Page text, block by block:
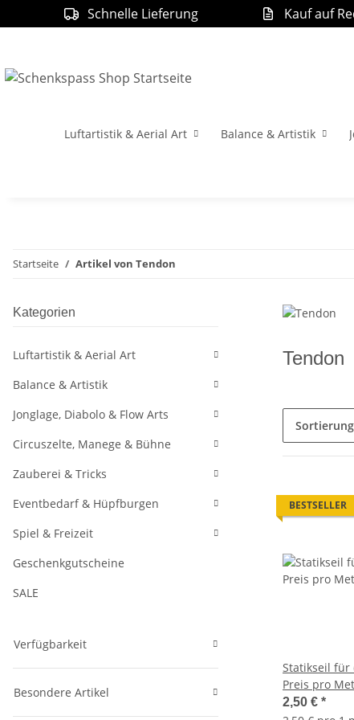
Schnelle Lieferung Kauf auf
Luftartistik & Aerial Art Balance & Artistik
Startseite Artikel von Tendon
Tendon
Sortierung
BESTSELLER
Statikseil für
Preis pro
2,50 € *
Kategorien
Luftartistik & Aerial Art
Balance & Artistik
Jonglage, Diabolo & Flow Arts
Circuszelte, Manege & Bühne
Zauberei & Tricks
Eventbedarf & Hüpfburgen
Spiel & Freizeit
Geschenkgutscheine
SALE
Verfügbarkeit
Besondere Artikel